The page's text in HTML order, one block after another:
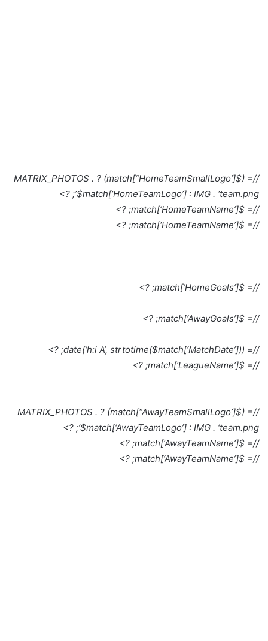
//= ($match[“HomeTeamSmallLogo’]) ? MATRIX_PHOTOS .
$match[‘HomeTeamLogo’] : IMG . ‘team.png’; ?>
//= $match[‘HomeTeamName’]; ?>
//= $match[‘HomeTeamName’]; ?>
//= $match[‘HomeGoals’]; ?>
//= $match[‘AwayGoals’]; ?>
//= date(‘h:i A’, strtotime($match[‘MatchDate’])); ?>
//= $match[‘LeagueName’]; ?>
//= ($match[“AwayTeamSmallLogo’]) ? MATRIX_PHOTOS .
$match[‘AwayTeamLogo’] : IMG . ‘team.png’; ?>
//= $match[‘AwayTeamName’]; ?>
//= $match[‘AwayTeamName’]; ?>